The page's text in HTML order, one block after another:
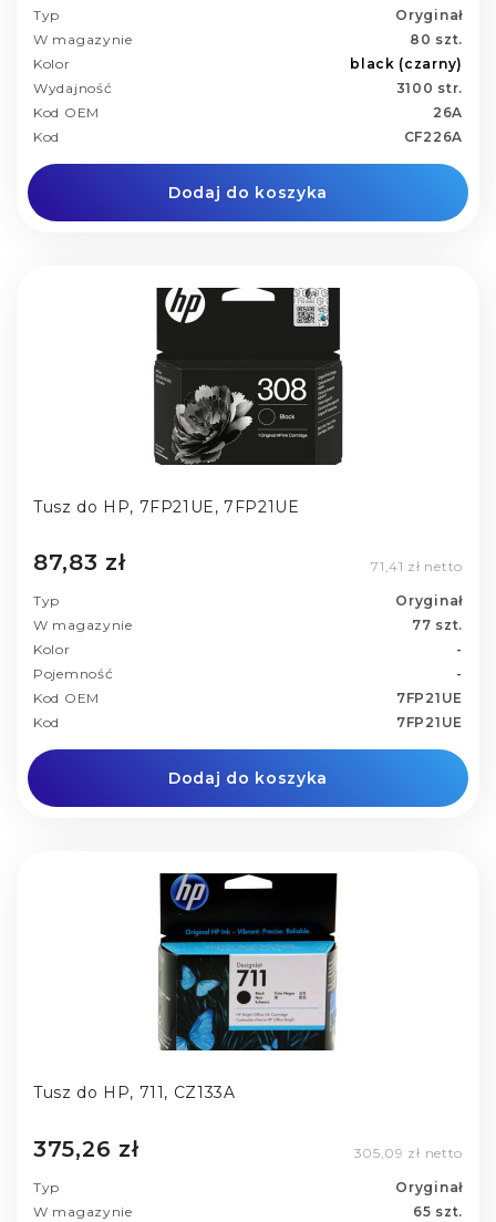
Typ
Oryginał
W magazynie
80 szt.
Kolor
black (czarny)
Wydajność
3100 str.
Kod OEM
26A
Kod
CF226A
Dodaj do koszyka
Tusz do HP, 7FP21UE, 7FP21UE
87,83 zł 71,41 zł netto
Typ
Oryginał
W magazynie
77 szt.
Kolor
-
Pojemność
-
Kod OEM
7FP21UE
Kod
7FP21UE
Dodaj do koszyka
Tusz do HP, 711, CZ133A
375,26 zł 305,09 zł netto
Typ
Oryginał
W magazynie
65 szt.